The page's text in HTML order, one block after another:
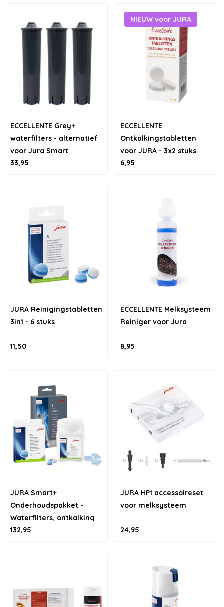
ECCELLENTE Grey+
waterfilters - alternatief
voor Jura Smart
filterpatronen - 3 stuks
33,95
NIEUW voor JURA
ECCELLENTE
Ontkalkingstabletten
voor JURA - 3x2 stuks
6,95
JURA Reinigingstabletten
3in1 - 6 stuks
11,50
ECCELLENTE Melksysteem
Reiniger voor Jura
8,95
JURA Smart+
Onderhoudspakket -
Waterfilters, ontkalking
en reiniging
132,95
JURA HP1 accessoireset
voor melksysteem
24,95